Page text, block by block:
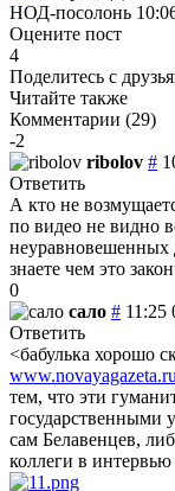
НОД-посолонь
Оцените пост
4
Поделитесь с
Читайте также
Комментарии (29)
-2
ribolov #
Ответить
А кто не
по видео не видно
знаете чем это
0
сало # 11:25
Ответить
<бабулька
www.novayagazeta.ru
тем, что эти
государственными
сам Белавенцев,
коллеги в